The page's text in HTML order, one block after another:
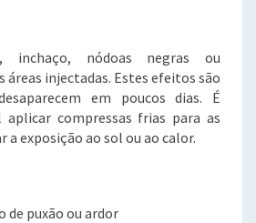
inchaço, nódoas negras ou
áreas injectadas. Estes efeitos são
em poucos dias. É
aplicar compressas frias para as
a exposição ao sol ou ao calor.
de puxão ou ardor